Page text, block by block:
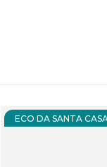
ECO DA SANTA